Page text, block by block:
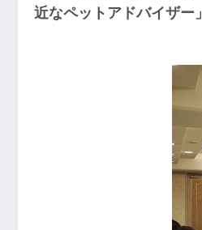
近なペットアドバイザー」